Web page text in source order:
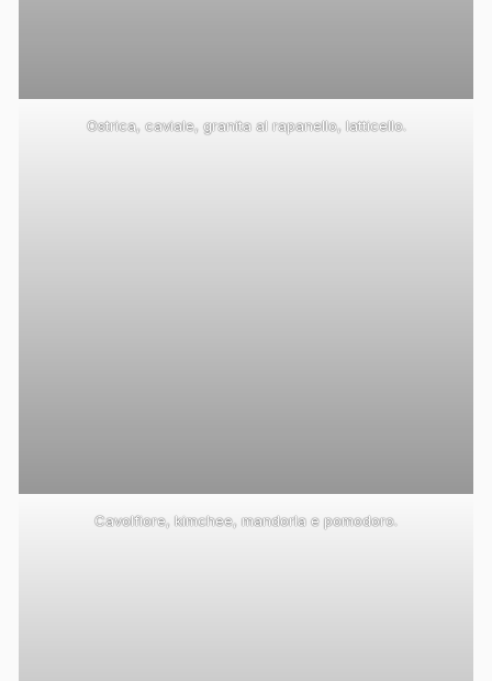
Ostrica, caviale, granita al rapanello, latticello.
Cavolfiore, kimchee, mandorla e pomodoro.